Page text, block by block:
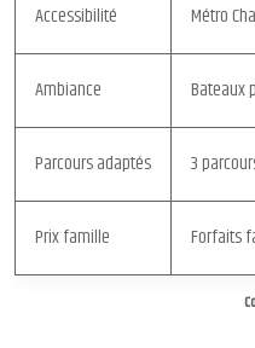
Accessibilité Métro
Ambiance Bateaux
Parcours adaptés 3
Prix famille Forfaits